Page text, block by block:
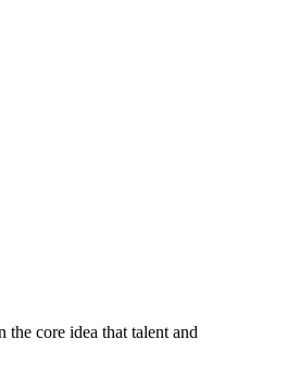
the core idea that talent and